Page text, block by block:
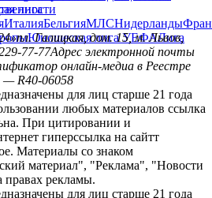
лига
ИталияБельгияМЛСНидерланды
Юношеская лига УЕФАЛига
пл. Галицкая, дом. 15, м. Львов,
77-77Адрес электронной почты
онлайн-медиа в Реестре
— R40-06058
для лиц старше 21 года
любых материалов ссылка
При цитировании и
гиперссылка на сайтт
Материалы со знаком
материал", "Реклама", "Новости
рекламы.
для лиц старше 21 года